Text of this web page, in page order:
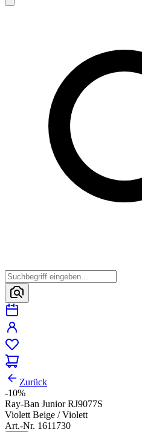
Zurück
-10%
Ray-Ban Junior RJ9077S
Violett Beige / Violett
Art.-Nr. 1611730